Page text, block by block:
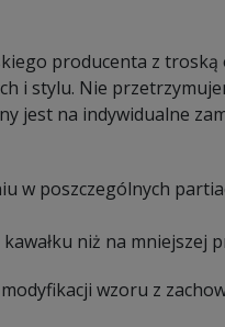
producenta z
i stylu. Nie
jest na indywidualne
w poszczególnych
niż na mniejszej
wzoru z